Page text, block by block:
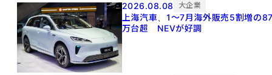
2026.08.08 大企業
上海汽車、1～7月海外販売5割増の
万台超 NEVが好調